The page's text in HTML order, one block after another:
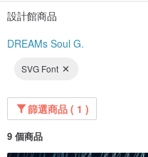
設計館商品
DREAMs Soul G.
SVG Font
篩選商品 ( 1 )
9 個商品